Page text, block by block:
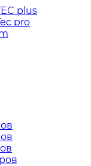
plus
pro